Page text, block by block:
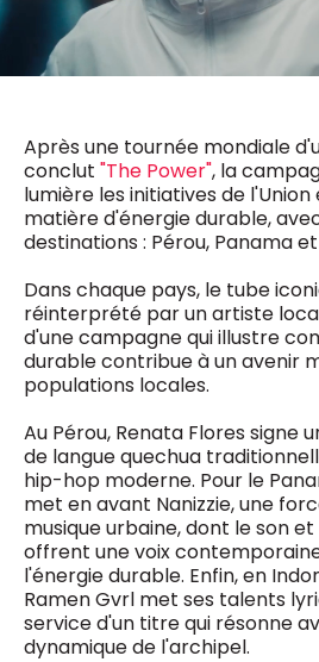
Après une tournée mondiale
conclut "The Power", la
lumière les initiatives de
matière d'énergie durable,
destinations : Pérou, Panama
Dans chaque pays, le tube
réinterprété par un artiste
d'une campagne qui illustre
durable contribue à un avenir
populations locales.
Au Pérou, Renata Flores signe
de langue quechua
hip-hop moderne. Pour le
met en avant Nanizzie, une
musique urbaine, dont le son
offrent une voix
l'énergie durable. Enfin, en
Ramen Gvrl met ses talents
service d'un titre qui résonne
dynamique de l'archipel.
0498 88 64 89
f.bouchar@mm.be
0475 97 12 57
g.byl@mm.be
Chief Editor
Damien Lemaire
d.lemaire@mm.be
VALIDER
Daily
5 x week
1 x week
1 x week
10 x year
10 x year
4 x year
Des questions ?